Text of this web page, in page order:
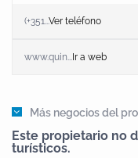
(+351...Ver teléfono
www.quin... Ir a web
Más negocios del
Este propietario no
turísticos.